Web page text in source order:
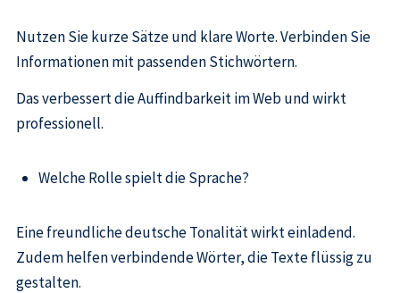
Nutzen Sie kurze Sätze und klare Worte. Verbinden Sie
Informationen mit passenden Stichwörtern.
Das verbessert die Auffindbarkeit im Web und wirkt
professionell.
Welche Rolle spielt die Sprache?
Eine freundliche deutsche Tonalität wirkt einladend.
Zudem helfen verbindende Wörter, die Texte flüssig zu
gestalten.